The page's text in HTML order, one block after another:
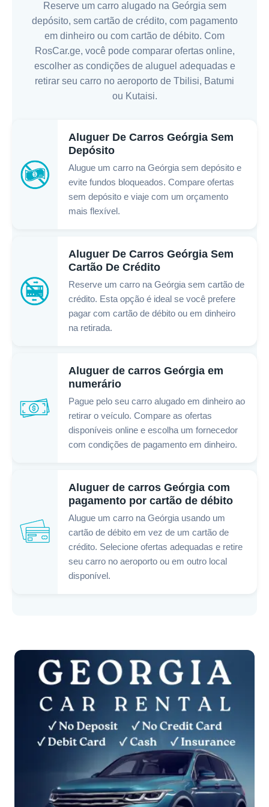
Reserve um carro alugado na Geórgia sem
depósito, sem cartão de crédito, com pagamento
em dinheiro ou com cartão de débito. Com
RosCar.ge, você pode comparar ofertas online,
escolher as condições de aluguel adequadas e
retirar seu carro no aeroporto de Tbilisi, Batumi
ou Kutaisi.
Aluguer De Carros Geórgia Sem
Depósito
Alugue um carro na Geórgia sem depósito e
evite fundos bloqueados. Compare ofertas
sem depósito e viaje com um orçamento
mais flexível.
Aluguer De Carros Geórgia Sem
Cartão De Crédito
Reserve um carro na Geórgia sem cartão de
crédito. Esta opção é ideal se você prefere
pagar com cartão de débito ou em dinheiro
na retirada.
Aluguer de carros Geórgia em
numerário
Pague pelo seu carro alugado em dinheiro ao
retirar o veículo. Compare as ofertas
disponíveis online e escolha um fornecedor
com condições de pagamento em dinheiro.
Aluguer de carros Geórgia com
pagamento por cartão de débito
Alugue um carro na Geórgia usando um
cartão de débito em vez de um cartão de
crédito. Selecione ofertas adequadas e retire
seu carro no aeroporto ou em outro local
disponível.